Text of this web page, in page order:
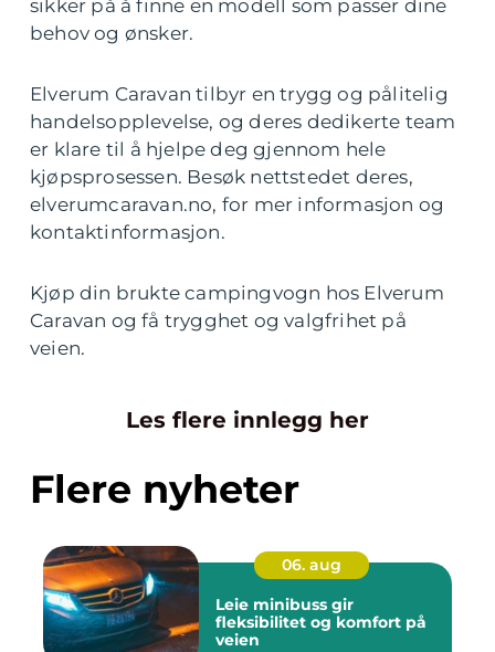
sikker på å finne en modell som passer dine
behov og ønsker.
Elverum Caravan tilbyr en trygg og pålitelig
handelsopplevelse, og deres dedikerte team
er klare til å hjelpe deg gjennom hele
kjøpsprosessen. Besøk nettstedet deres,
elverumcaravan.no, for mer informasjon og
kontaktinformasjon.
Kjøp din brukte campingvogn hos Elverum
Caravan og få trygghet og valgfrihet på
veien.
Les flere innlegg her
Flere nyheter
06. aug
Leie minibuss gir
fleksibilitet og komfort på
veien